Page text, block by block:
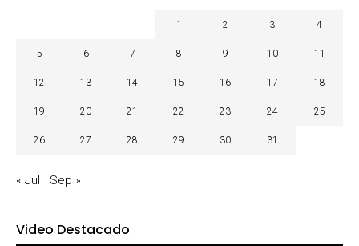
1 2 3 4
5 6 7 8 9 10 11
12 13 14 15 16 17 18
19 20 21 22 23 24 25
26 27 28 29 30 31
« Jul Sep »
Video Destacado